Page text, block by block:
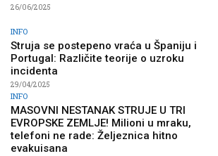
26/06/2025
INFO
Struja se postepeno vraća u Španiju i
Portugal: Različite teorije o uzroku
incidenta
29/04/2025
INFO
MASOVNI NESTANAK STRUJE U TRI
EVROPSKE ZEMLJE! Milioni u mraku,
telefoni ne rade: Željeznica hitno
evakuisana